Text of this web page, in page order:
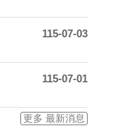
115-07-03
115-07-01
更多 最新消息